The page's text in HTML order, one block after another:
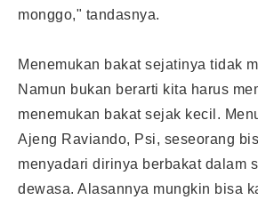
monggo," tandasnya.
Menemukan bakat sejatinya tidak
Namun bukan berarti kita harus
menemukan bakat sejak kecil .
Ajeng Raviando, Psi, seseorang
menyadari dirinya berbakat dalam
dewasa. Alasannya mungkin bisa